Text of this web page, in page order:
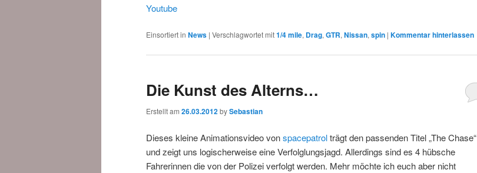
Youtube
Einsortiert in News | Verschlagwortet mit1/4 mile, Drag, GTR, Nissan, spin | Kommentar hinterlassen
Die Kunst des Alterns…
Erstellt am 26.03.2012bySebastian
Dieses kleine Animationsvideo vonspacepatrolträgt den passenden Titel „The Chase“
und zeigt uns logischerweise eine Verfolglungsjagd. Allerdings sind es 4 hübsche
Fahrerinnen die von der Polizei verfolgt werden. Mehr möchte ich euch aber nicht